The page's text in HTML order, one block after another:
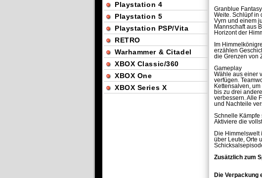
Granblue
Weite. Schlüpf in
Vyrn und einem
Mannschaft aus
Horizont der
Im
erzählen
die Grenzen von
Gameplay
Wähle aus einer
verfügen.
Kettensalven,
bis zu drei
verbessern. Alle
und Nachteile
Schnelle
Aktiviere die
Die Himmelswelt
über Leute, Orte
Zusätzlich zum
Die Verpackung
Playstation 4
Playstation 5
Playstation PSP/Vita
RETRO
Warhammer & Citadel
XBOX Classic/360
XBOX One
XBOX Series X